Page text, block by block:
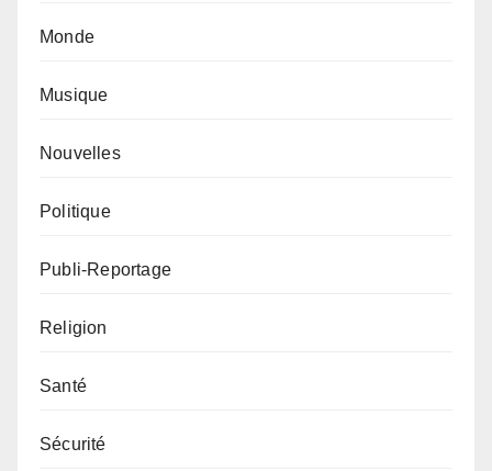
Monde
Musique
Nouvelles
Politique
Publi-Reportage
Religion
Santé
Sécurité